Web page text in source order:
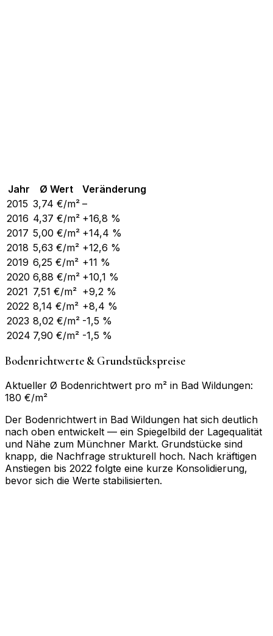
Jahr Ø Wert
Veränderung
2015 3,74 €/m² –
2016 4,37 €/m² +16,8 %
2017 5,00 €/m² +14,4 %
2018 5,63 €/m² +12,6 %
2019 6,25 €/m² +11 %
2020 6,88 €/m² +10,1 %
2021 7,51 €/m² +9,2 %
2022 8,14 €/m² +8,4 %
2023 8,02 €/m² -1,5 %
2024 7,90 €/m² -1,5 %
Bodenrichtwerte & Grundstückspreise
Aktueller Ø Bodenrichtwert pro m² in Bad Wildungen:
180 €/m²
Der Bodenrichtwert in Bad Wildungen hat sich deutlich
nach oben entwickelt — ein Spiegelbild der Lagequalität
und Nähe zum Münchner Markt. Grundstücke sind
knapp, die Nachfrage strukturell hoch. Nach kräftigen
Anstiegen bis 2022 folgte eine kurze Konsolidierung,
bevor sich die Werte stabilisierten.